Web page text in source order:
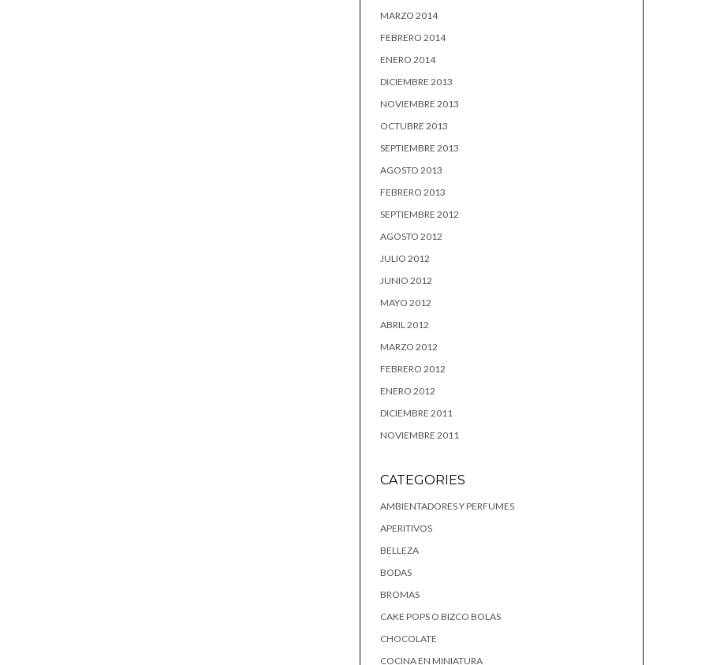
MARZO 2014
FEBRERO 2014
ENERO 2014
DICIEMBRE 2013
NOVIEMBRE 2013
OCTUBRE 2013
SEPTIEMBRE 2013
AGOSTO 2013
FEBRERO 2013
SEPTIEMBRE 2012
AGOSTO 2012
JULIO 2012
JUNIO 2012
MAYO 2012
ABRIL 2012
MARZO 2012
FEBRERO 2012
ENERO 2012
DICIEMBRE 2011
NOVIEMBRE 2011
CATEGORIES
AMBIENTADORES Y PERFUMES
APERITIVOS
BELLEZA
BODAS
BROMAS
CAKE POPS O BIZCO BOLAS
CHOCOLATE
COCINA EN MINIATURA